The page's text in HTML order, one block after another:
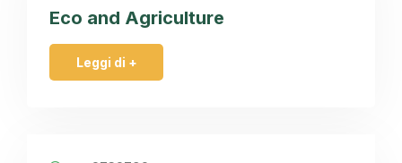
Eco and Agriculture
Leggi di +